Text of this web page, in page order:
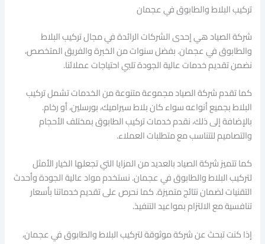
تركيب البلاط والطابوق في عجمان
شركة الصياد هي إحدى الشركات الرائدة في مجال تركيب البلاط
والطابوق في عجمان. بفضل سنوات من الخبرة والفريق المتخصص،
نضمن تقديم خدمات عالية الجودة تلبي احتياجات عملائنا.
كما تقدم شركة الصياد مجموعة متنوعة من الخدمات تشمل تركيب
البلاط بجميع أنواعه سواء كان بلاط سيراميك، بورسلين، أو رخام.
بالإضافة إلى ذلك، نقدم خدمات تركيب الطابوق بمختلف الأحجام
والتصاميم لتتناسب مع متطلبات العملاء.
كما تتميز شركة الصياد بالعديد من المزايا التي تجعلها الخيار الأمثل
لتركيب البلاط والطابوق في عجمان. نستخدم مواد عالية الجودة وأحدث
التقنيات لضمان نتائج متميزة. كما نحرص على تقديم خدماتنا بأسعار
تنافسية مع الالتزام بمواعيد التنفيذ.
إذا كنت تبحث عن شركة موثوقة لتركيب البلاط والطابوق في عجمان،